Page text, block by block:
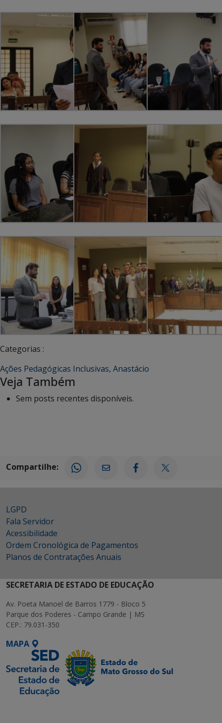
Categorias :
Ações Pedagógicas Inclusivas, Anastácio
Veja Também
Sem posts recentes disponíveis.
Compartilhe:
LGPD
Fala Servidor
Acessibilidade
Ordem Cronológica de Pagamentos
Planos de Contratações Anuais
SECRETARIA DE ESTADO DE EDUCAÇÃO
Av. Poeta Manoel de Barros 1779 - Bloco 5
Parque dos Poderes - Campo Grande | MS
CEP.: 79.031-350
MAPA